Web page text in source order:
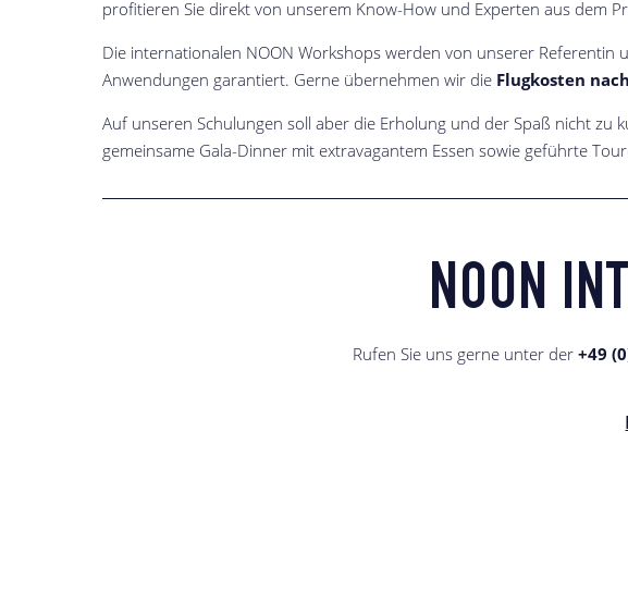
profitieren Sie direkt von unserem Know-How und Experten aus dem
Die internationalen NOON Workshops werden von unserer Referentin
Anwendungen garantiert. Gerne übernehmen wir die Flugkosten
Auf unseren Schulungen soll aber die Erholung und der Spaß nicht zu
gemeinsame Gala-Dinner mit extravagantem Essen sowie geführte
NOON
Rufen Sie uns gerne unter der +49